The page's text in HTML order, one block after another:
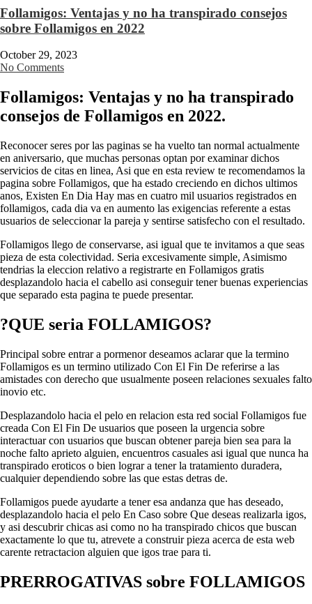
Follamigos: Ventajas y no ha transpirado consejos
sobre Follamigos en 2022
October 29, 2023
No Comments
Follamigos: Ventajas y no ha transpirado
consejos de Follamigos en 2022.
Reconocer seres por las paginas se ha vuelto tan normal actualmente
en aniversario, que muchas personas optan por examinar dichos
servicios de citas en linea, Asi que en esta review te recomendamos la
pagina sobre Follamigos, que ha estado creciendo en dichos ultimos
anos, Existen En Dia Hay mas en cuatro mil usuarios registrados en
follamigos, cada dia va en aumento las exigencias referente a estas
usuarios de seleccionar la pareja y sentirse satisfecho con el resultado.
Follamigos llego de conservarse, asi igual que te invitamos a que seas
pieza de esta colectividad. Seria excesivamente simple, Asimismo
tendrias la eleccion relativo a registrarte en Follamigos gratis
desplazandolo hacia el cabello asi conseguir tener buenas experiencias
que separado esta pagina te puede presentar.
?QUE seria FOLLAMIGOS?
Principal sobre entrar a pormenor deseamos aclarar que la termino
Follamigos es un termino utilizado Con El Fin De referirse a las
amistades con derecho que usualmente poseen relaciones sexuales falto
inovio etc.
Desplazandolo hacia el pelo en relacion esta red social Follamigos fue
creada Con El Fin De usuarios que poseen la urgencia sobre
interactuar con usuarios que buscan obtener pareja bien sea para la
noche falto aprieto alguien, encuentros casuales asi igual que nunca ha
transpirado eroticos o bien lograr a tener la tratamiento duradera,
cualquier dependiendo sobre las que estas detras de.
Follamigos puede ayudarte a tener esa andanza que has deseado,
desplazandolo hacia el pelo En Caso sobre Que deseas realizarla igos,
y asi descubrir chicas asi como no ha transpirado chicos que buscan
exactamente lo que tu, atrevete a construir pieza acerca de esta web
carente retractacion alguien que igos trae para ti.
PRERROGATIVAS sobre FOLLAMIGOS